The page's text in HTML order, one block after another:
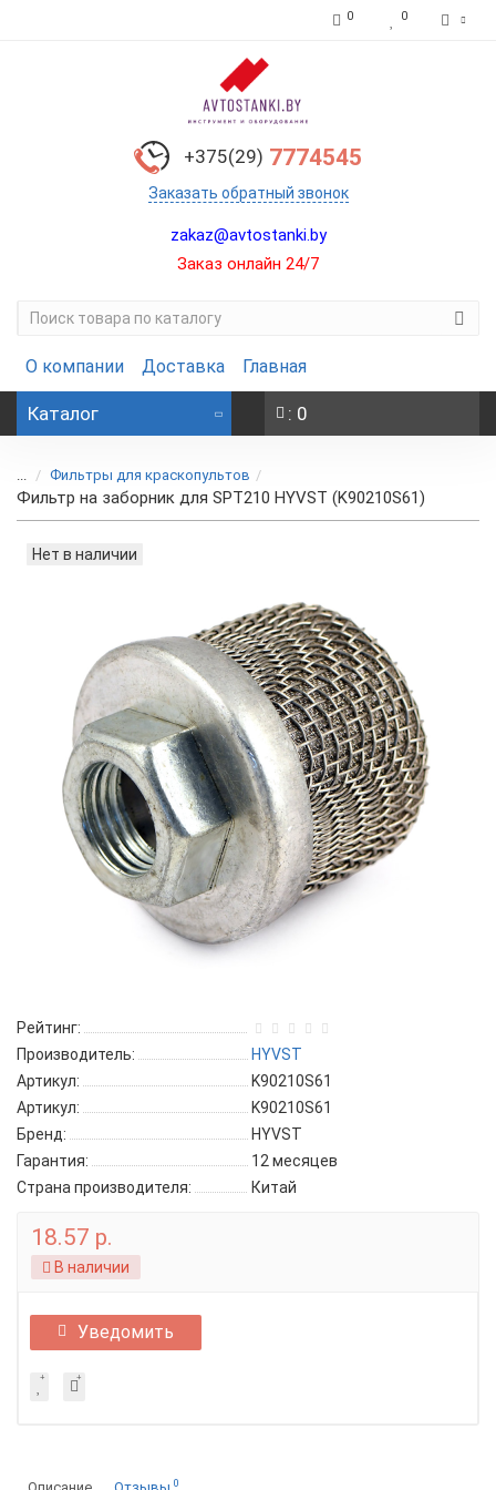
0 0
+375(29) 7774545
Заказать обратный звонок
zakaz@avtostanki.by
Заказ онлайн 24/7
О компании Доставка Главная
Каталог : 0
... Фильтры для краскопультов
Фильтр на заборник для SPT210 HYVST (K90210S61)
Нет в наличии
Рейтинг:
Производитель:
HYVST
Артикул:
K90210S61
Артикул:
K90210S61
Бренд:
HYVST
Гарантия:
12 месяцев
Страна производителя:
Китай
18.57 р.
В наличии
Уведомить
0